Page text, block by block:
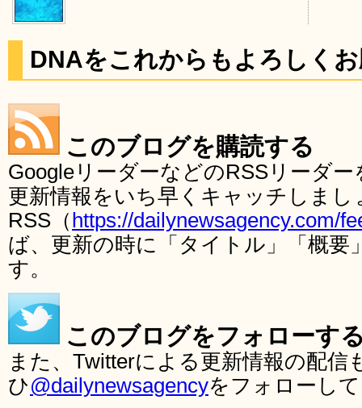
DNAをこれからもよろしく
このブログを購読する
GoogleリーダーなどのRSSリーダ
更新情報をいち早くキャッチしま
RSS（ https://dailynewsagency.com/
ば、更新の時に「タイトル」「概要
す。
このブログをフォローす
また、Twitterによる更新情報の配
ひ@dailynewsagencyをフォローし